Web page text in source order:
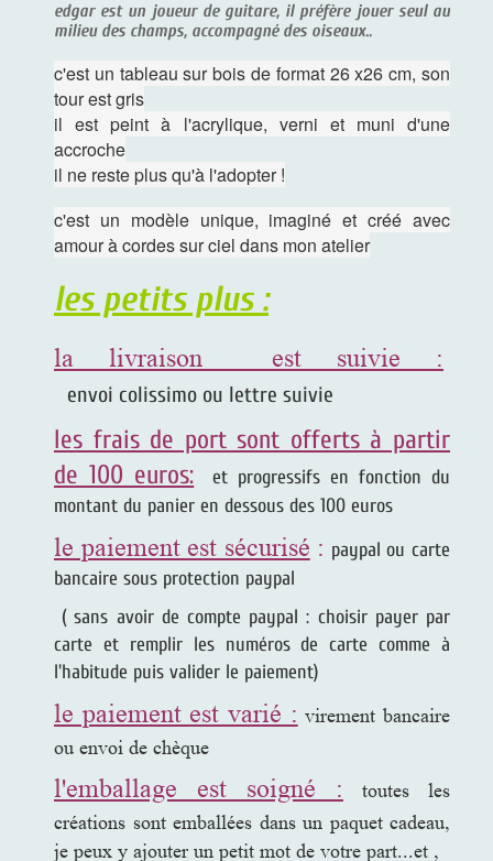
edgar est un joueur de guitare, il préfère jouer seul au
milieu des champs, accompagné des oiseaux..
c'est un tableau sur bois de format 26 x26 cm, son
tour est gris
il est peint à l'acrylique, verni et muni d'une
accroche
il ne reste plus qu'à l'adopter !
c'est un modèle unique, imaginé et créé avec
amour à cordes sur ciel dans mon atelier
les petits plus :
la livraison est suivie :
envoi colissimo ou lettre suivie
les frais de port sont offerts à partir
de 100 euros:
et progressifs en fonction du
montant du panier en dessous des 100 euros
le paiement est sécurisé : paypal ou carte
bancaire sous protection paypal
( sans avoir de compte paypal : choisir payer par
carte et remplir les numéros de carte comme à
l'habitude puis valider le paiement)
le paiement est varié : virement bancaire
ou envoi de chèque
l'emballage est soigné :
toutes les
créations sont emballées dans un paquet cadeau,
je peux y ajouter un petit mot de votre part...et ,